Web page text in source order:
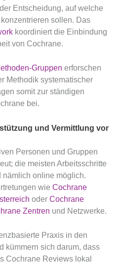
Entscheidung, auf welche
sollen. Das
koordiniert die Einbindung
von Cochrane.
Gruppen erforschen
Methodik systematischer
somit zur ständigen
bei.
und Vermittlung vor
Personen und Gruppen
die meisten Arbeitsschritte
online möglich.
wie Cochrane
oder Cochrane
Zentren und Netzwerke.
Praxis in den
kümmern sich darum, dass
Cochrane Reviews lokal